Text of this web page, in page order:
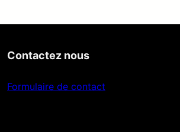
Contactez nous
Formulaire de contact